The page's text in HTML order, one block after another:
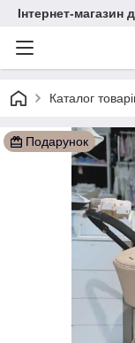
Інтернет-магазин
Каталог
Подарунок